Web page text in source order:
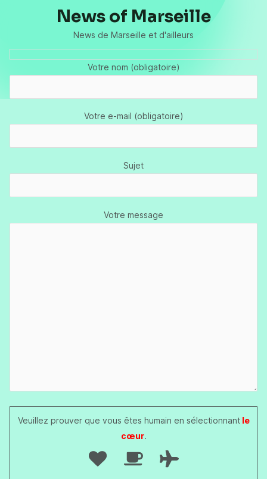
News of Marseille
News de Marseille et d'ailleurs
Votre nom (obligatoire)
Votre e-mail (obligatoire)
Sujet
Votre message
Veuillez prouver que vous êtes humain en sélectionnantle
cœur.